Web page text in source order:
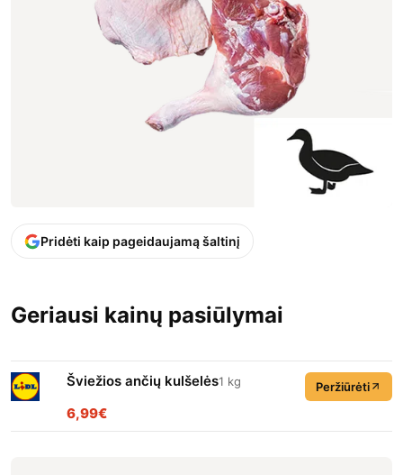
Pridėti kaip pageidaujamą šaltinį
Geriausi kainų pasiūlymai
Šviežios ančių kulšelės1 kg
6,99€
Peržiūrėti